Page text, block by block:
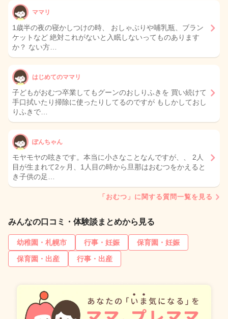
ママリ
1歳半の夜の寝かしつけの時、 おしゃぶりや哺乳瓶、ブラン
ケットなど 絶対これがないと入眠しないってものあります
か？ ない方…
はじめてのママリ
子どもがおむつ卒業してもグーンのおしりふきを 買い続けて
手口拭いたり掃除に使ったりしてるのですが もしかしておし
りふきで…
ぽんちゃん
モヤモヤの呟きです。本当に小さなことなんですが、、 2人
目が生まれて2ヶ月、1人目の時から旦那はおむつをかえると
き子供の足…
「おむつ」に関する質問一覧を見る
みんなの口コミ・体験談まとめから見る
幼稚園・札幌市 行事・妊娠
保育園・妊娠
保育園・出産
行事・出産